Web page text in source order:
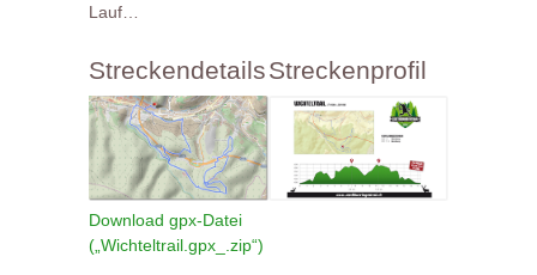
Lauf…
Streckendetails
Download gpx-Datei
(„Wichteltrail.gpx_.zip“)
Streckenprofil